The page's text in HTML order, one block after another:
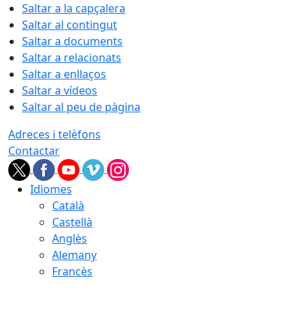
Saltar a la capçalera
Saltar al contingut
Saltar a documents
Saltar a relacionats
Saltar a enllaços
Saltar a vídeos
Saltar al peu de pàgina
Adreces i telèfons
Contactar
Idiomes
Català
Castellà
Anglès
Alemany
Francès